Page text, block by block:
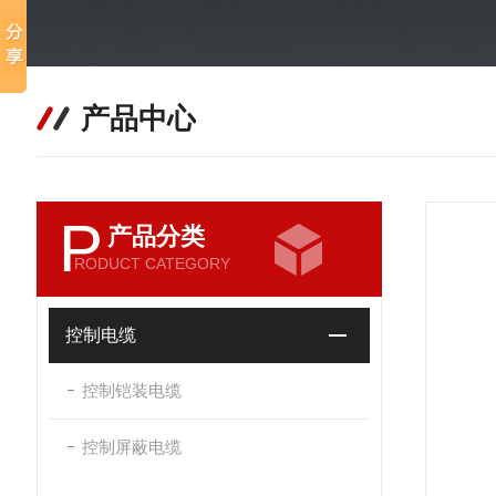
产品中心
P 产品分类
RODUCT CATEGORY
控制电缆
控制铠装电缆
控制屏蔽电缆